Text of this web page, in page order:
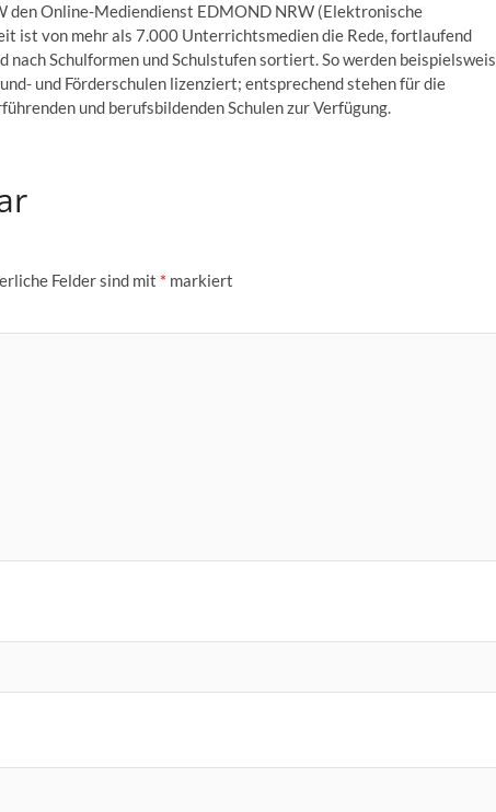
den Online-Mediendienst EDMOND NRW (Elektronische
ist von mehr als 7.000 Unterrichtsmedien die Rede, fortlaufend
Schulformen und Schulstufen sortiert. So werden
und Förderschulen lizenziert; entsprechend stehen für die
und berufsbildenden Schulen zur Verfügung.
Felder sind mit * markiert